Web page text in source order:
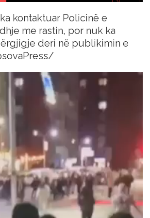
kontaktuar Policinë e
me rastin, por nuk ka
deri në publikimin e